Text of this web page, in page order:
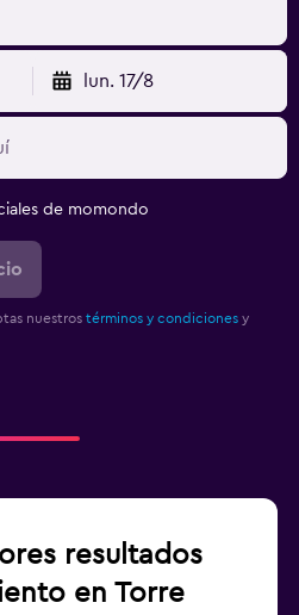
lun. 17/8
de momondo
nuestros términos y condiciones y
resultados
en Torre